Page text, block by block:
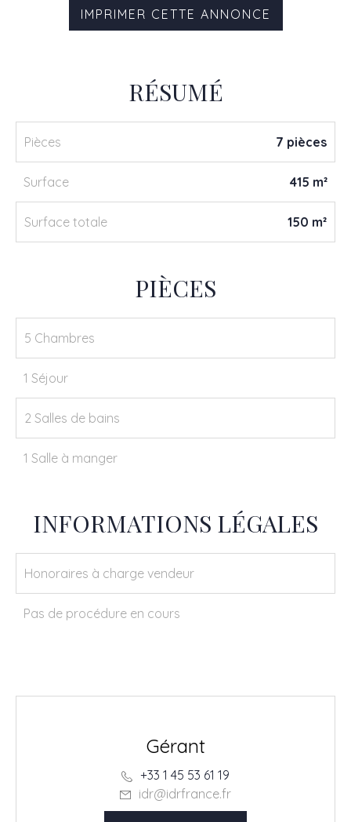
IMPRIMER CETTE ANNONCE
RÉSUMÉ
Pièces 7 pièces
Surface 415 m²
Surface totale 150 m²
PIÈCES
5 Chambres
1 Séjour
2 Salles de bains
1 Salle à manger
INFORMATIONS LÉGALES
Honoraires à charge vendeur
Pas de procédure en cours
Gérant
+33 1 45 53 61 19
idr@idrfrance.fr